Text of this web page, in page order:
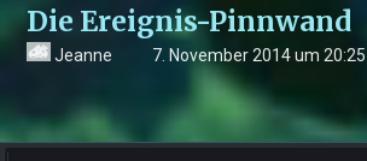
Die Ereignis-Pinnwand
Jeanne 7. November 2014 um 20:25